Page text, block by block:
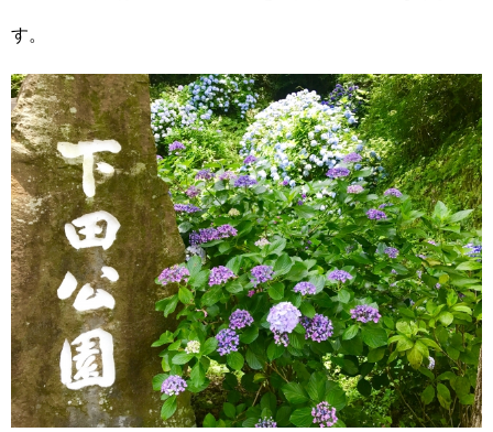
す。